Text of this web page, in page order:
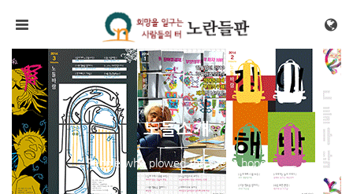
노들소개
People who plowed the site in hope